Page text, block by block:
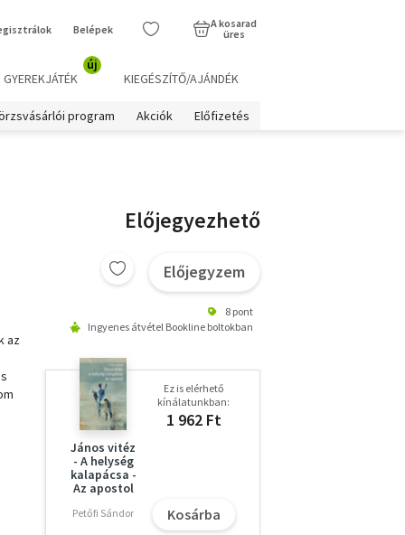
Belépek
A kosarad
üres
GYEREKJÁTÉK
új
KIEGÉSZÍTŐ/AJÁNDÉK
program Akciók Előfizetés
az
Előjegyezhető
Előjegyzem
8 pont
Ingyenes átvétel Bookline boltokban
János vitéz
- A helység
kalapácsa -
Az apostol
Petőfi Sándor
Ez is elérhető
kínálatunkban:
1 962 Ft
Kosárba